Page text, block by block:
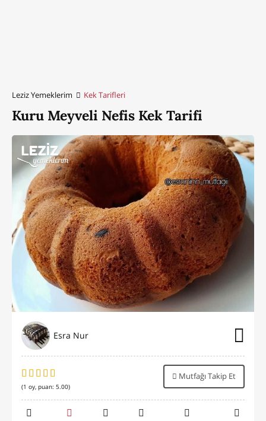
Leziz Yemeklerim Kek Tarifleri
Kuru Meyveli Nefis Kek Tarifi
Esra Nur
(1 oy, puan: 5.00)
Mutfağı Takip Et